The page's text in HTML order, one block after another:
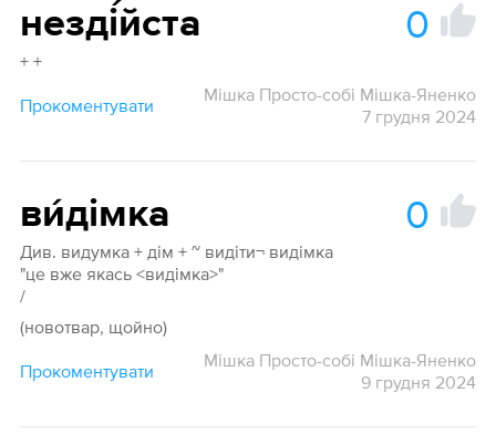
незді́йста 0
+ +
Прокоментувати
Мішка Просто-собі Мішка-Яненко
7 грудня 2024
ви́дімка 0
Див. видумка + дім + ~ видіти¬ видімка
"це вже якась <видімка>"
/
(новотвар, щойно)
Прокоментувати
Мішка Просто-собі Мішка-Яненко
9 грудня 2024